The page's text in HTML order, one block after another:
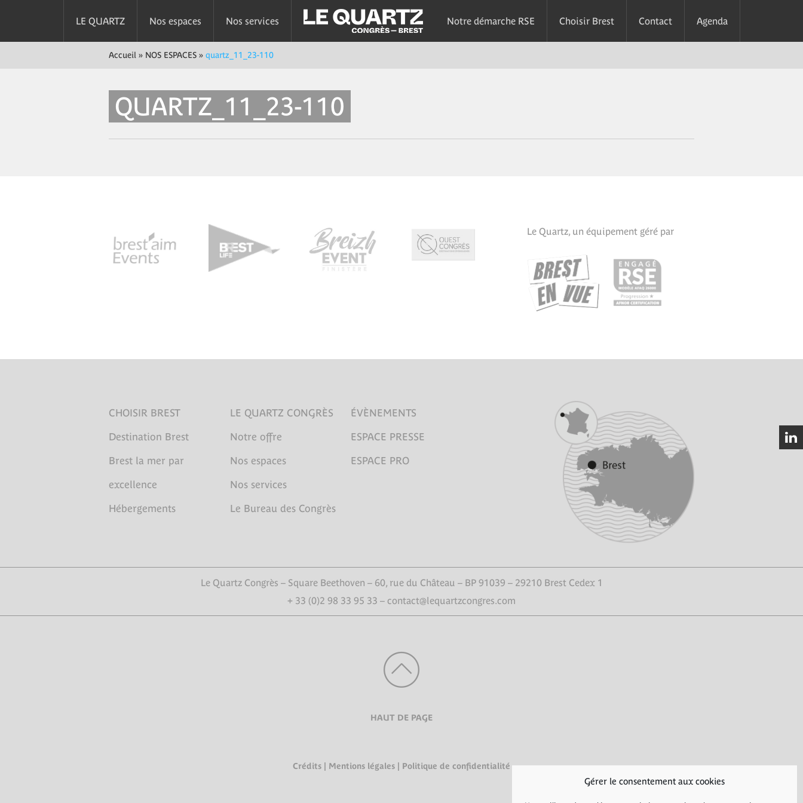
Gérer le consentement aux cookies
LE QUARTZ Nos espaces Nos services Notre démarche RSE Choisir Brest Contact Agenda
Accueil » NOS ESPACES » quartz_11_23-110
QUARTZ_11_23-110
Le Quartz, un équipement géré par
CHOISIR BREST
Destination Brest
Brest la mer par
excellence
Hébergements
LE QUARTZ CONGRÈS
Notre offre
Nos espaces
Nos services
Le Bureau des Congrès
ÉVÈNEMENTS
ESPACE PRESSE
ESPACE PRO
Le Quartz Congrès – Square Beethoven – 60, rue du Château – BP 91039 – 29210 Brest Cedex 1
+ 33 (0)2 98 33 95 33 – contact@lequartzcongres.com
HAUT DE PAGE
Crédits Mentions légales Politique de confidentialité